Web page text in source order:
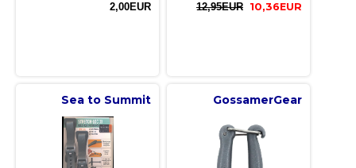
2,00EUR 12,95EUR 10,36EUR
Sea to Summit GossamerGear